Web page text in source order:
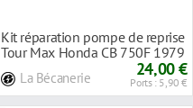
Kit réparation pompe de reprise
Tour Max Honda CB 750F 1979
La Bécanerie 24,00 €
Ports : 5,90 €